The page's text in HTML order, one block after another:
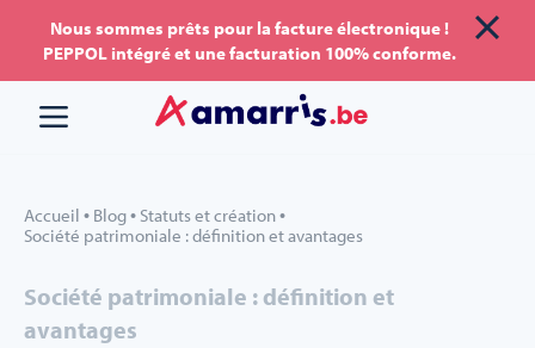
Aller
au
Aller au
contenu
Nous sommes prêts pour la facture électronique !
PEPPOL intégré et une facturation 100% conforme.
Accueil • Blog• Statuts et création•
Société patrimoniale : définition et avantages
Société patrimoniale : définition et
avantages